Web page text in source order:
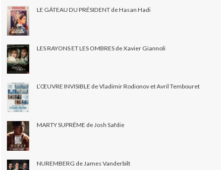
LE GÂTEAU DU PRÉSIDENT de Hasan Hadi
LES RAYONS ET LES OMBRES de Xavier Giannoli
L’ŒUVRE INVISIBLE de Vladimir Rodionov et Avril Tembouret
MARTY SUPRÊME de Josh Safdie
NUREMBERG de James Vanderbilt